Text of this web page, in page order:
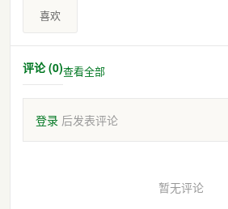
喜欢
评论 (0)查看全部
登录 后发表评论
暂无评论